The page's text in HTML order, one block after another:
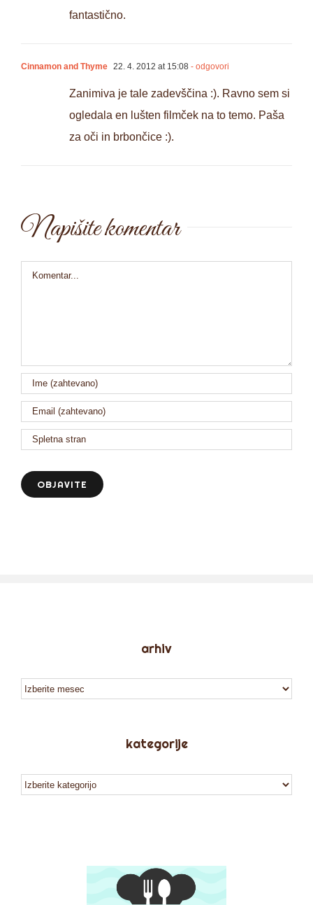
fantastično.
Cinnamon and Thyme 22. 4. 2012 at 15:08 - odgovori
Zanimiva je tale zadevščina :). Ravno sem si
ogledala en lušten filmček na to temo. Paša
za oči in brbončice :).
Napišite komentar
Comment
arhiv
arhiv
kategorije
kategorije